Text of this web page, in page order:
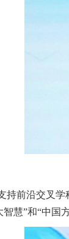
持前沿交叉
慧”和“中国方